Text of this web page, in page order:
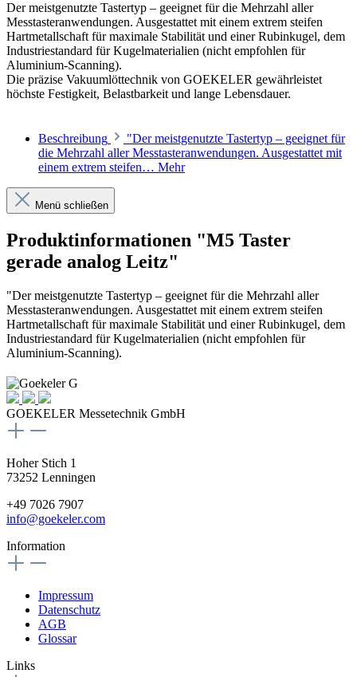
Der meistgenutzte Tastertyp – geeignet für die Mehrzahl aller
Messtasteranwendungen. Ausgestattet mit einem extrem steifen
Hartmetallschaft für maximale Stabilität und einer Rubinkugel, dem
Industriestandard für Kugelmaterialien (nicht empfohlen für
Aluminium-Scanning).
Die präzise Vakuumlöttechnik von GOEKELER gewährleistet
höchste Festigkeit, Belastbarkeit und lange Lebensdauer.
Beschreibung
"Der meistgenutzte Tastertyp – geeignet für
die Mehrzahl aller Messtasteranwendungen. Ausgestattet mit
einem extrem steifen… Mehr
Menü schließen
Produktinformationen "M5 Taster
gerade analog Leitz"
"Der meistgenutzte Tastertyp – geeignet für die Mehrzahl aller
Messtasteranwendungen. Ausgestattet mit einem extrem steifen
Hartmetallschaft für maximale Stabilität und einer Rubinkugel, dem
Industriestandard für Kugelmaterialien (nicht empfohlen für
Aluminium-Scanning).
GOEKELER Messetechnik GmbH
Hoher Stich 1
73252 Lenningen
+49 7026 7907
info@goekeler.com
Information
Impressum
Datenschutz
AGB
Glossar
Links